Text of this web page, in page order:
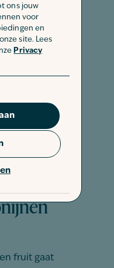
ons jouw
voor
en
site. Lees
Privacy
fruit gaat